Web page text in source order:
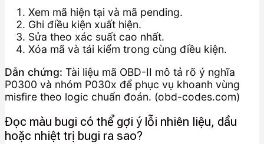
Xem mã hiện tại và mã pending.
Ghi điều kiện xuất hiện.
Sửa theo xác suất cao nhất.
Xóa mã và tái kiểm trong cùng điều kiện.
Dẫn chứng: Tài liệu mã OBD-II mô tả rõ ý nghĩa
P0300 và nhóm P030x để phục vụ khoanh vùng
misfire theo logic chuẩn đoán. (obd-codes.com)
Đọc màu bugi có thể gợi ý lỗi nhiên liệu, dầu
hoặc nhiệt trị bugi ra sao?